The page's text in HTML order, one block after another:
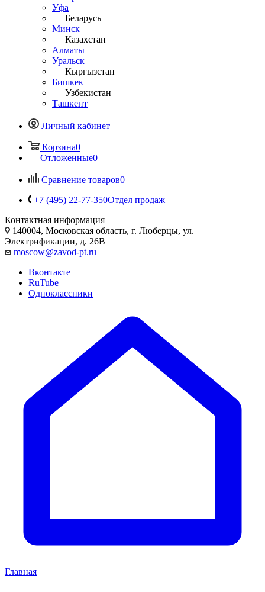
Уфа
Беларусь
Минск
Казахстан
Алматы
Уральск
Кыргызстан
Бишкек
Узбекистан
Ташкент
Личный кабинет
Корзина0
Отложенные0
Сравнение товаров0
+7 (495) 22-77-350Отдел продаж
Контактная информация
140004, Московская область, г. Люберцы, ул.
Электрификации, д. 26В
moscow@zavod-pt.ru
Вконтакте
RuTube
Одноклассники
Главная